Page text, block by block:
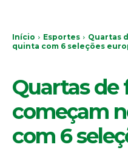
Início Esportes
Quartas
quinta com 6 seleções
Quartas de
começam
com 6